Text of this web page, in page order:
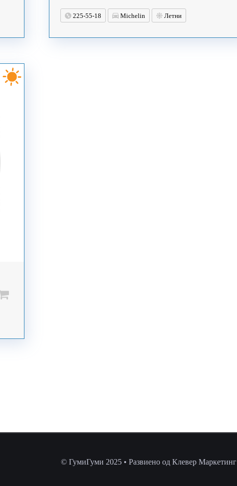
225-55-18 Michelin Летни
© ГумиГуми 2025 • Развиено од Клевер Маркетинг